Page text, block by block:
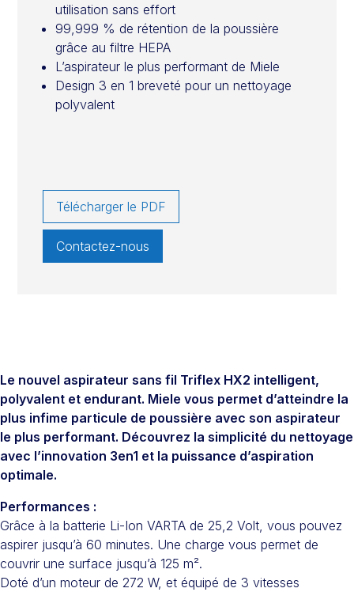
utilisation sans effort
99,999 % de rétention de la poussière
grâce au filtre HEPA
L’aspirateur le plus performant de Miele
Design 3 en 1 breveté pour un nettoyage
polyvalent
Télécharger le PDF
Contactez-nous
Le nouvel aspirateur sans fil Triflex HX2 intelligent,
polyvalent et endurant. Miele vous permet d’atteindre la
plus infime particule de poussière avec son aspirateur
le plus performant. Découvrez la simplicité du nettoyage
avec l’innovation 3en1 et la puissance d’aspiration
optimale.
Performances :
Grâce à la batterie Li-Ion VARTA de 25,2 Volt, vous pouvez
aspirer jusqu’à 60 minutes. Une charge vous permet de
couvrir une surface jusqu’à 125 m².
Doté d’un moteur de 272 W, et équipé de 3 vitesses